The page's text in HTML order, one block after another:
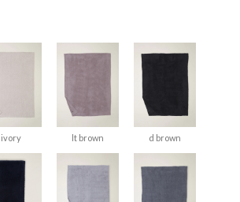
ivory lt brown d brown